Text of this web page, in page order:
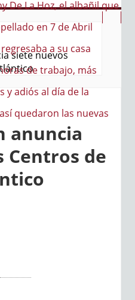
siete nuevos
anuncia
Centros de